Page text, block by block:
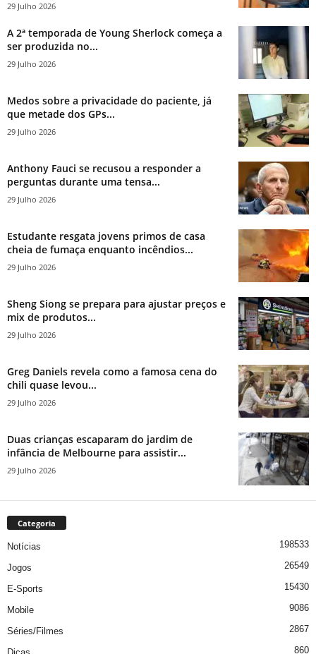
29 Julho 2026
A 2ª temporada de Young Sherlock começa a
ser produzida no...
29 Julho 2026
Medos sobre a privacidade do paciente, já
que metade dos GPs...
29 Julho 2026
Anthony Fauci se recusou a responder a
perguntas durante uma tensa...
29 Julho 2026
Estudante resgata jovens primos de casa
cheia de fumaça enquanto incêndios...
29 Julho 2026
Sheng Siong se prepara para ajustar preços e
mix de produtos...
29 Julho 2026
Greg Daniels revela como a famosa cena do
chili quase levou...
29 Julho 2026
Duas crianças escaparam do jardim de
infância de Melbourne para assistir...
29 Julho 2026
Categoria
Notícias 198533
Jogos 26549
E-Sports 15430
Mobile 9086
Séries/Filmes 2867
860